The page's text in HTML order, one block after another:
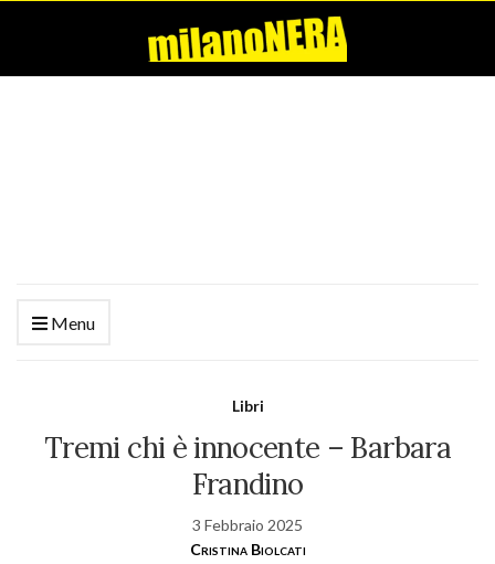
Menu
Libri
Tremi chi è innocente – Barbara
Frandino
3 Febbraio 2025
Cristina Biolcati